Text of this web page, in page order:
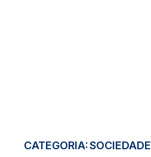
CATEGORIA:SOCIEDADE